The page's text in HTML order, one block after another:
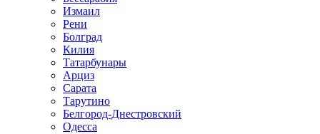
Измаил
Рени
Болград
Килия
Татарбунары
Арциз
Сарата
Тарутино
Белгород-Днестровский
Одесса